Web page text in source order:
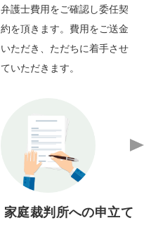
弁護士費用をご確認し委任契
約を頂きます。費用をご送金
いただき、ただちに着手させ
ていただきます。
家庭裁判所への申立て